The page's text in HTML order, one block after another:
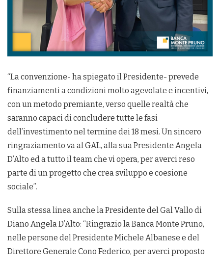
“La convenzione- ha spiegato il Presidente- prevede
finanziamenti a condizioni molto agevolate e incentivi,
con un metodo premiante, verso quelle realtà che
saranno capaci di concludere tutte le fasi
dell’investimento nel termine dei 18 mesi. Un sincero
ringraziamento va al GAL, alla sua Presidente Angela
D’Alto ed a tutto il team che vi opera, per averci reso
parte di un progetto che crea sviluppo e coesione
sociale”.
Sulla stessa linea anche la Presidente del Gal Vallo di
Diano Angela D’Alto: “Ringrazio la Banca Monte Pruno,
nelle persone del Presidente Michele Albanese e del
Direttore Generale Cono Federico, per averci proposto